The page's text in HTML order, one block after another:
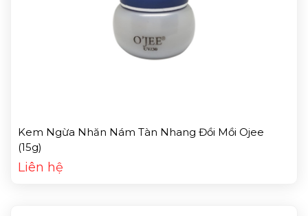
Kem Ngừa Nhăn Nám Tàn Nhang Đồi Mồi Ojee
(15g)
Liên hệ